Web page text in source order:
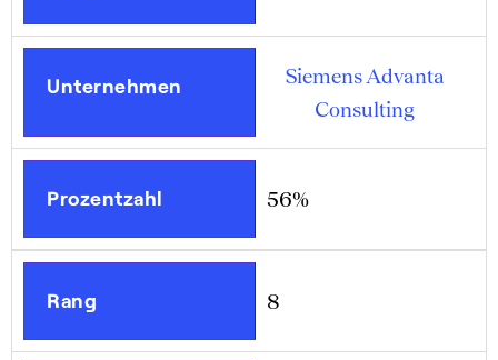
Unternehmen
Siemens Advanta
Consulting
Prozentzahl 56%
Rang 8